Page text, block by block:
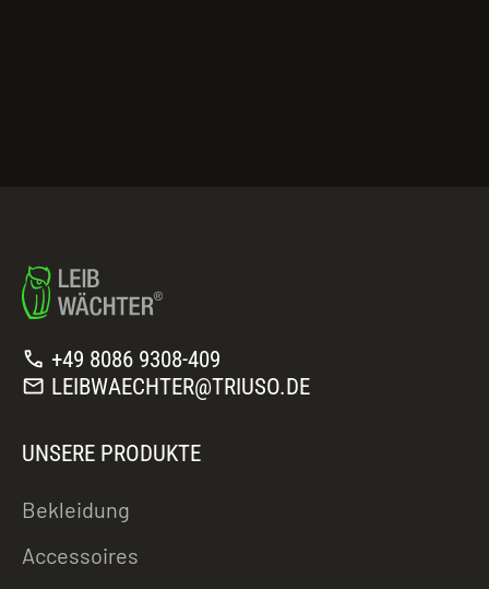
call +49 8086 9308-409
mail LEIBWAECHTER@TRIUSO.DE
UNSERE PRODUKTE
Bekleidung
Accessoires